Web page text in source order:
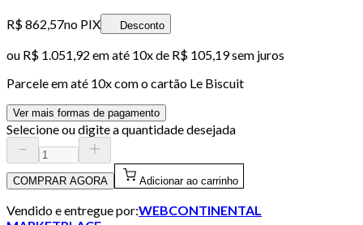
R$ 862,57no PIX Desconto
ou R$ 1.051,92 em até 10x de R$ 105,19 sem juros
Parcele em até 10x com o cartão Le Biscuit
Ver mais formas de pagamento
Selecione ou digite a quantidade desejada
COMPRAR AGORA Adicionar ao carrinho
Vendido e entregue por:WEBCONTINENTAL